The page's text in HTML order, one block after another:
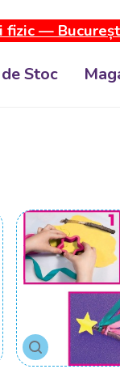
—
Stoc